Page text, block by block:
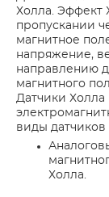
Холла. Эффект
пропускании
магнитное
напряжение,
направлению
магнитного
Датчики
виды датчиков
Холла.